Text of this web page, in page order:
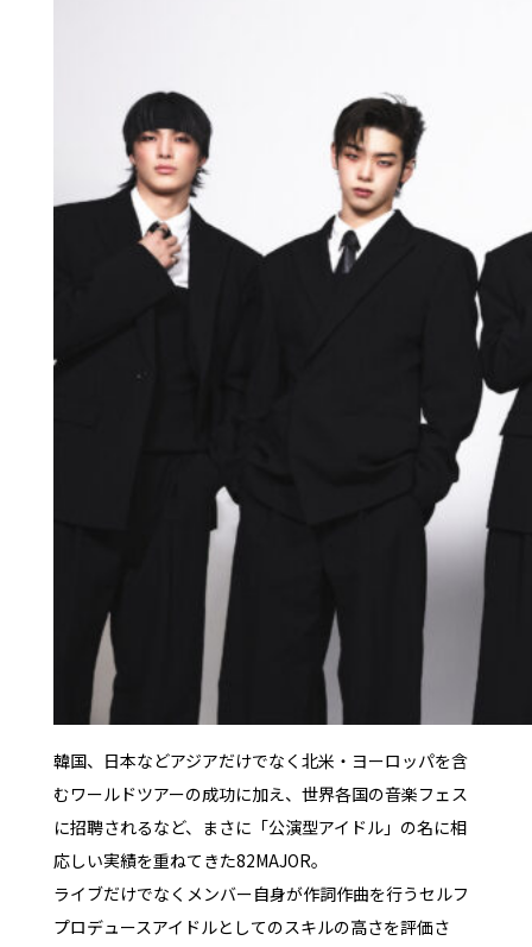
韓国、日本などアジアだけでなく北米・ヨーロッパを含
むワールドツアーの成功に加え、世界各国の音楽フェス
に招聘されるなど、まさに「公演型アイドル」の名に相
応しい実績を重ねてきた82MAJOR。
ライブだけでなくメンバー自身が作詞作曲を行うセルフ
プロデュースアイドルとしてのスキルの高さを評価さ